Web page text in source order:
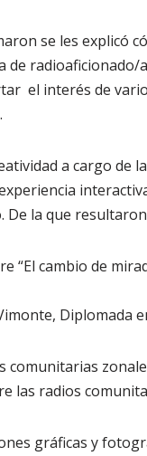
se les explicó
de
el interés de
a cargo de
la que
“El cambio de
Diplomada
comunitarias
las radios
gráficas y